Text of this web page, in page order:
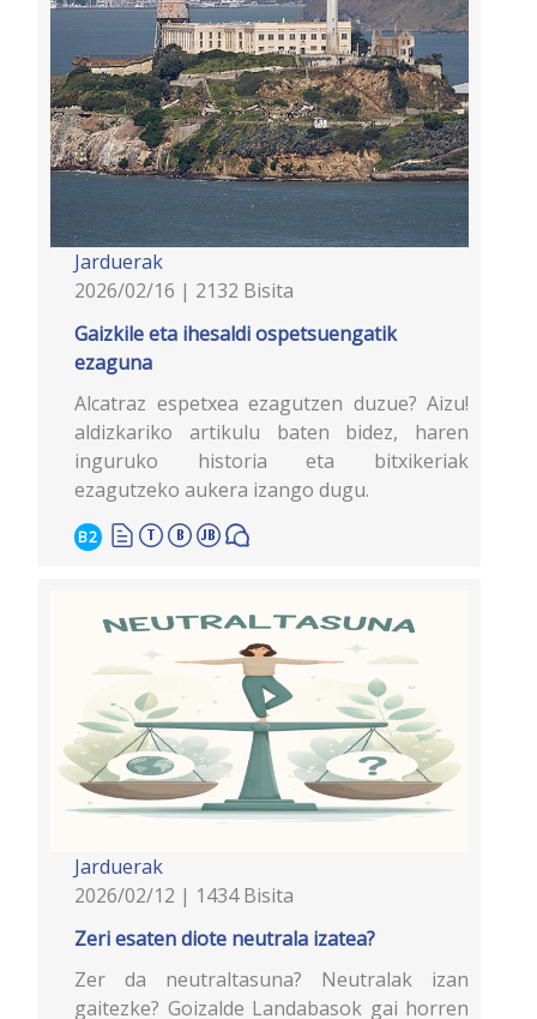
Jarduerak
2026/02/16 | 2132 Bisita
Gaizkile eta ihesaldi ospetsuengatik
ezaguna
Alcatraz espetxea ezagutzen duzue? Aizu!
aldizkariko artikulu baten bidez, haren
inguruko historia eta bitxikeriak
ezagutzeko aukera izango dugu.
B2
Jarduerak
2026/02/12 | 1434 Bisita
Zeri esaten diote neutrala izatea?
Zer da neutraltasuna? Neutralak izan
gaitezke? Goizalde Landabasok gai horren